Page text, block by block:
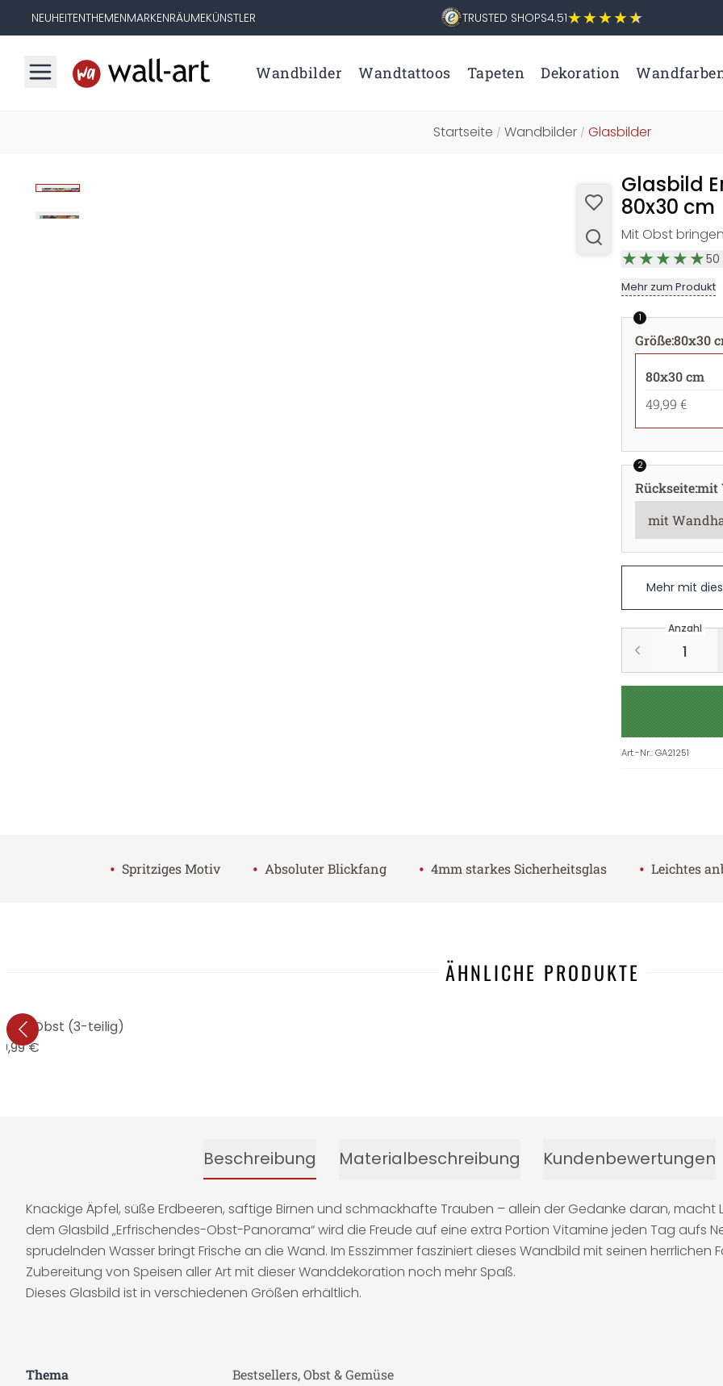
NEUHEITENTHEMENMARKENRÄUMEKÜNSTLER TRUSTED SHOPS4.51
Wandbilder Wandtattoos Tapeten Dekoration
Startseite / Wandbilder / Glasbilder
Glasbild
80x30 cm
Mit Obst
50
Mehr zum Produkt
1
Größe:80x30
80x30 cm
49,99 €
2
Rückseite:mit
Mehr mit
Anzahl
Art.-Nr.:GA21251
• Spritziges Motiv • Absoluter Blickfang • 4mm starkes Sicherheitsglas • Leichtes
ÄHNLICHE PRODUKTE
Obst (3-teilig)
€
Beschreibung Materialbeschreibung Kundenbewertungen
Knackige Äpfel, süße Erdbeeren, saftige Birnen und schmackhafte Trauben – allein der Gedanke daran, macht
dem Glasbild „Erfrischendes-Obst-Panorama“ wird die Freude auf eine extra Portion Vitamine jeden Tag aufs
sprudelnden Wasser bringt Frische an die Wand. Im Esszimmer fasziniert dieses Wandbild mit seinen
Zubereitung von Speisen aller Art mit dieser Wanddekoration noch mehr Spaß.
Dieses Glasbild ist in verschiedenen Größen erhältlich.
Thema Bestsellers, Obst & Gemüse